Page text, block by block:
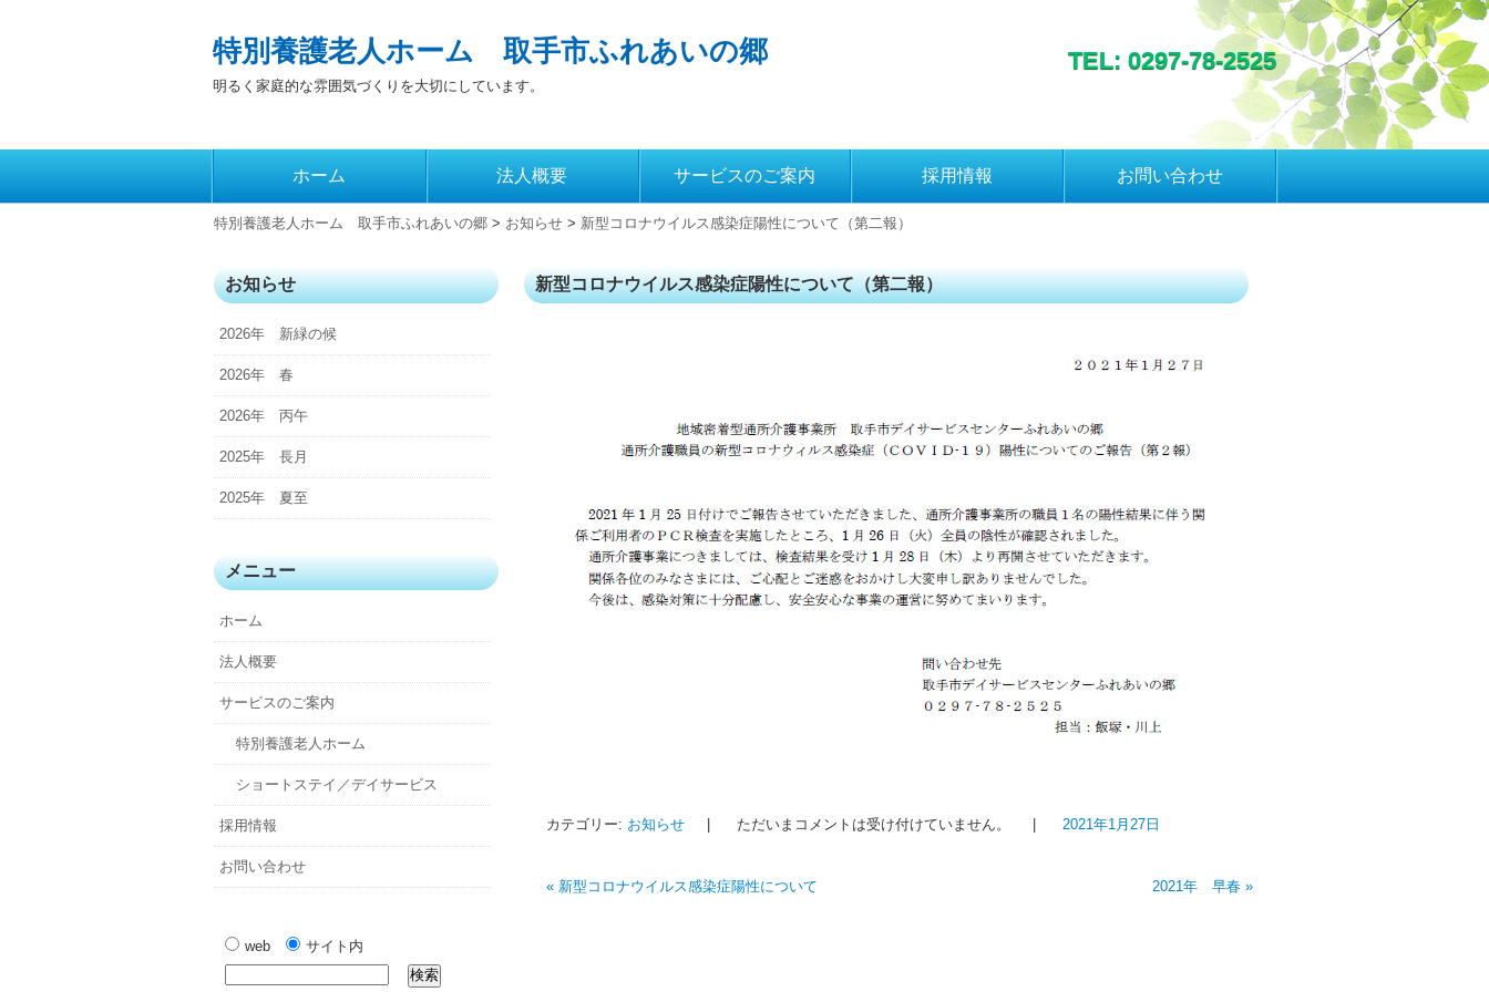
特別養護老人ホーム 取手市ふれあいの郷
明るく家庭的な雰囲気づくりを大切にしています。
TEL: 0297-78-2525
メインメニュー
テ
ツ
へ
移
ホーム 法人概要 サービスのご案内 採用情報 お問い合わせ
特別養護老人ホーム 取手市ふれあいの郷 > お知らせ > 新型コロナウイルス感染症陽性について（第二報）
新型コロナウイルス感染症陽性について（第二報）
カテゴリー: お知らせ | ただいまコメントは受け付けていません。 | 2021年1月27日
« 新型コロナウイルス感染症陽性について 2021年 早春 »
お知らせ
2026年 新緑の候
2026年 春
2026年 丙午
2025年 長月
2025年 夏至
メニュー
ホーム
法人概要
サービスのご案内
特別養護老人ホーム
ショートステイ／デイサービス
採用情報
お問い合わせ
web サイト内